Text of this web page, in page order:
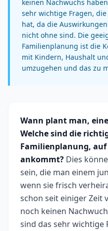
keinen Nachwuchs
sehr wichtige Fragen,
hat, da die
nicht ohne sind. Die
Familienplanung ist die
mit Kindern, Haushalt
umzugehen und das zu
Wann plant man,
Welche sind die
Familienplanung,
ankommt? Dies
sein, die man einem
wenn sie frisch
schon seit einiger Zeit
noch keinen
sind das sehr wichtige